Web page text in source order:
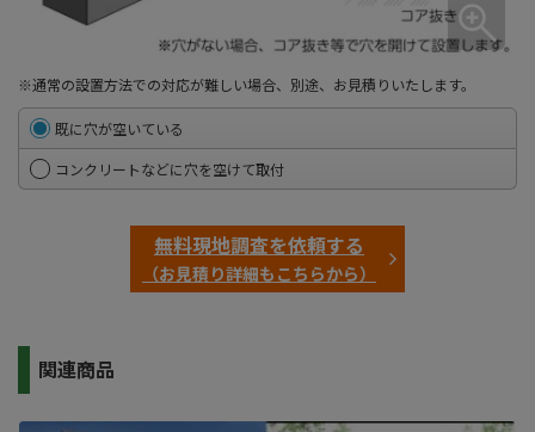
※通常の設置方法での対応が難しい場合、別途、お見積りいたします。
既に穴が空いている
コンクリートなどに穴を空けて取付
無料現地調査を依頼する
（お見積り詳細もこちらから）
関連商品